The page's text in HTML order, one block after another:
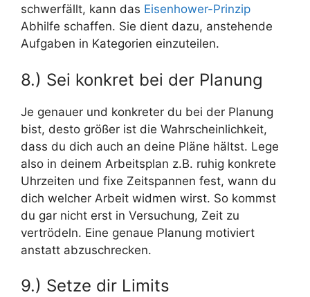
schwerfällt, kann das Eisenhower-Prinzip
Abhilfe schaffen. Sie dient dazu, anstehende
Aufgaben in Kategorien einzuteilen.
8.) Sei konkret bei der Planung
Je genauer und konkreter du bei der Planung
bist, desto größer ist die Wahrscheinlichkeit,
dass du dich auch an deine Pläne hältst. Lege
also in deinem Arbeitsplan z.B. ruhig konkrete
Uhrzeiten und fixe Zeitspannen fest, wann du
dich welcher Arbeit widmen wirst. So kommst
du gar nicht erst in Versuchung, Zeit zu
vertrödeln. Eine genaue Planung motiviert
anstatt abzuschrecken.
9.) Setze dir Limits